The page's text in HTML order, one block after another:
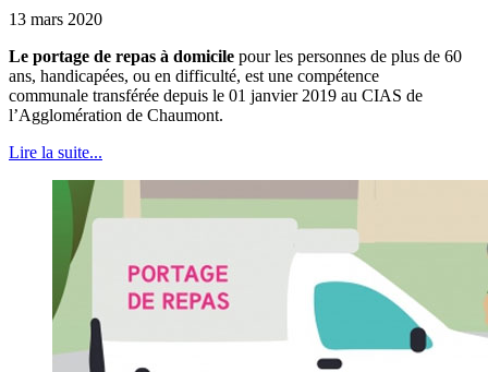
13 mars 2020
Le portage de repas à domicile pour les personnes de plus de 60
ans, handicapées, ou en difficulté, est une compétence
communale transférée depuis le 01 janvier 2019 au CIAS de
l’Agglomération de Chaumont.
Lire la suite...